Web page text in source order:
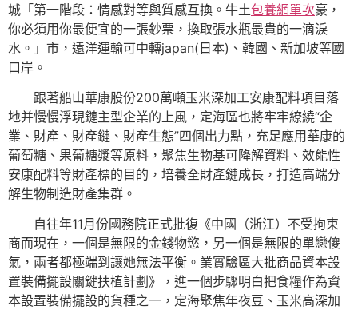
城「第一階段：情感對等與質感互換。牛土包養網單次豪，
你必須用你最便宜的一張鈔票，換取張水瓶最貴的一滴淚
水。」市，遠洋運輸可中轉japan(日本)、韓國、新加坡等國
口岸。
跟著船山華康股份200萬噸玉米深加工安康配料項目落
地并慢慢浮現鏈主型企業的上風，定海區也將牢牢繚繞“企
業、財產、財產鏈、財產生態”四個出力點，充足應用華康的
葡萄糖、果葡糖漿等原料，聚焦生物基可降解資料、效能性
安康配料等財產標的目的，培養全財產鏈成長，打造高端分
解生物制造財產集群。
自往年11月份國務院正式批復《中國（浙江）不受拘束
商而現在，一個是無限的金錢物慾，另一個是無限的單戀傻
氣，兩者都極端到讓她無法平衡。業實驗區大批商品資本設
置裝備擺設關鍵扶植計劃》，進一個步驟明白把食糧作為資
本設置裝備擺設的貨種之一，定海聚焦年夜豆、玉米高深加